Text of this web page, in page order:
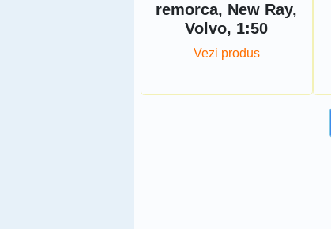
remorca, New Ray,
Volvo, 1:50
Vezi produs